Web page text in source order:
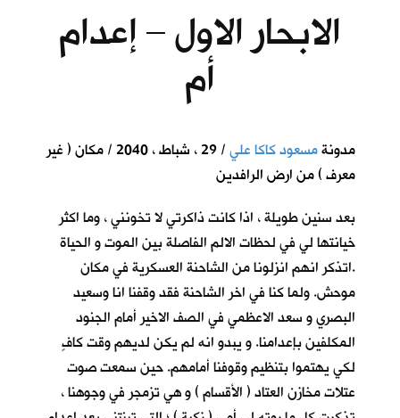
الابحار الاول – إعدام
أم
مدونةمسعود كاكا علي
/ 29 ، شباط ، 2040 / مكان ( غير
معرف ) من ارض الرافدين
بعد سنين طويلة ، اذا كانت ذاكرتي لا تخونني ، وما اكثر
خيانتها لي في لحظات الالم الفاصلة بين الموت و الحياة
.اتذكر انهم انزلونا من الشاحنة العسكرية في مكان
موحش. ولما كنا في اخر الشاحنة فقد وقفنا انا وسعيد
البصري و سعد الاعظمي في الصف الاخير أمام الجنود
المكلفين بإعدامنا. و يبدو انه لم يكن لديهم وقت كافٍ
لكي يهتموا بتنظيم وقوفنا أمامهم. حين سمعت صوت
عتلات مخازن العتاد ( الأقسام ) و هي تزمجر في وجوهنا ،